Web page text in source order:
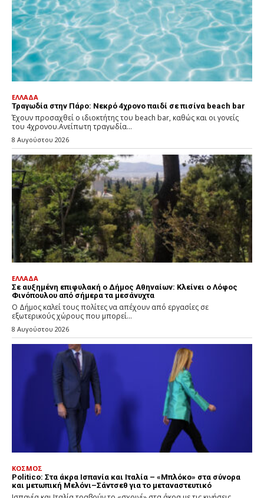
ΕΛΛΑΔΑ
Τραγωδία στην Πάρο: Νεκρό 4χρονο παιδί σε πισίνα beach bar
Έχουν προσαχθεί ο ιδιοκτήτης του beach bar, καθώς και οι γονείς
του 4χρονου.Ανείπωτη τραγωδία...
8 Αυγούστου 2026
ΕΛΛΑΔΑ
Σε αυξημένη επιφυλακή ο Δήμος Αθηναίων: Κλείνει ο Λόφος
Φινόπουλου από σήμερα τα μεσάνυχτα
Ο Δήμος καλεί τους πολίτες να απέχουν από εργασίες σε
εξωτερικούς χώρους που μπορεί...
8 Αυγούστου 2026
ΚΟΣΜΟΣ
Politico: Στα άκρα Ισπανία και Ιταλία – «Μπλόκο» στα σύνορα
και μετωπική Μελόνι–Σάντσεθ για το μεταναστευτικό